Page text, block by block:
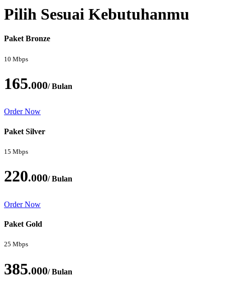
Pilih Sesuai Kebutuhanmu
Paket Bronze
10 Mbps
165.000/ Bulan
Order Now
Paket Silver
15 Mbps
220.000/ Bulan
Order Now
Paket Gold
25 Mbps
385.000/ Bulan